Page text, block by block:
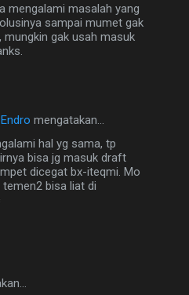
mengalami masalah yang
sampai mumet gak
mungkin gak usah masuk
mengatakan…
hal yg sama, tp
bisa jg masuk draft
dicegat bx-iteqmi. Mo
bisa liat di